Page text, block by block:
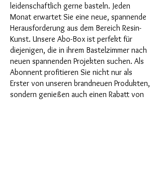
leidenschaftlich gerne basteln. Jeden
Monat erwartet Sie eine neue, spannende
Herausforderung aus dem Bereich Resin-
Kunst. Unsere Abo-Box ist perfekt für
diejenigen, die in ihrem Bastelzimmer nach
neuen spannenden Projekten suchen. Als
Abonnent profitieren Sie nicht nur als
Erster von unseren brandneuen Produkten,
sondern genießen auch einen Rabatt von